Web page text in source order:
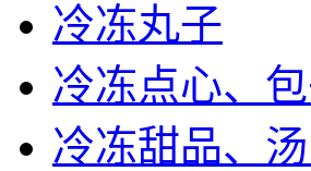
冷冻丸子
冷冻点心、
冷冻甜品、